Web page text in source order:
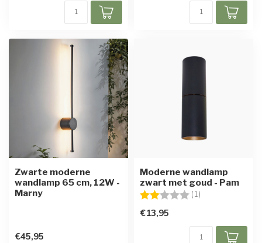
Zwarte moderne
wandlamp 65 cm, 12W -
Marny
€45,95
Moderne wandlamp
zwart met goud - Pam
Beoordeling: (1)
€13,95